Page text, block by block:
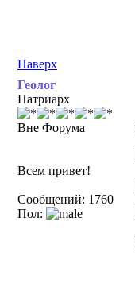
Наверх
Геолог
Патриарх
Вне Форума
Всем привет!
Сообщений: 1760
Пол: